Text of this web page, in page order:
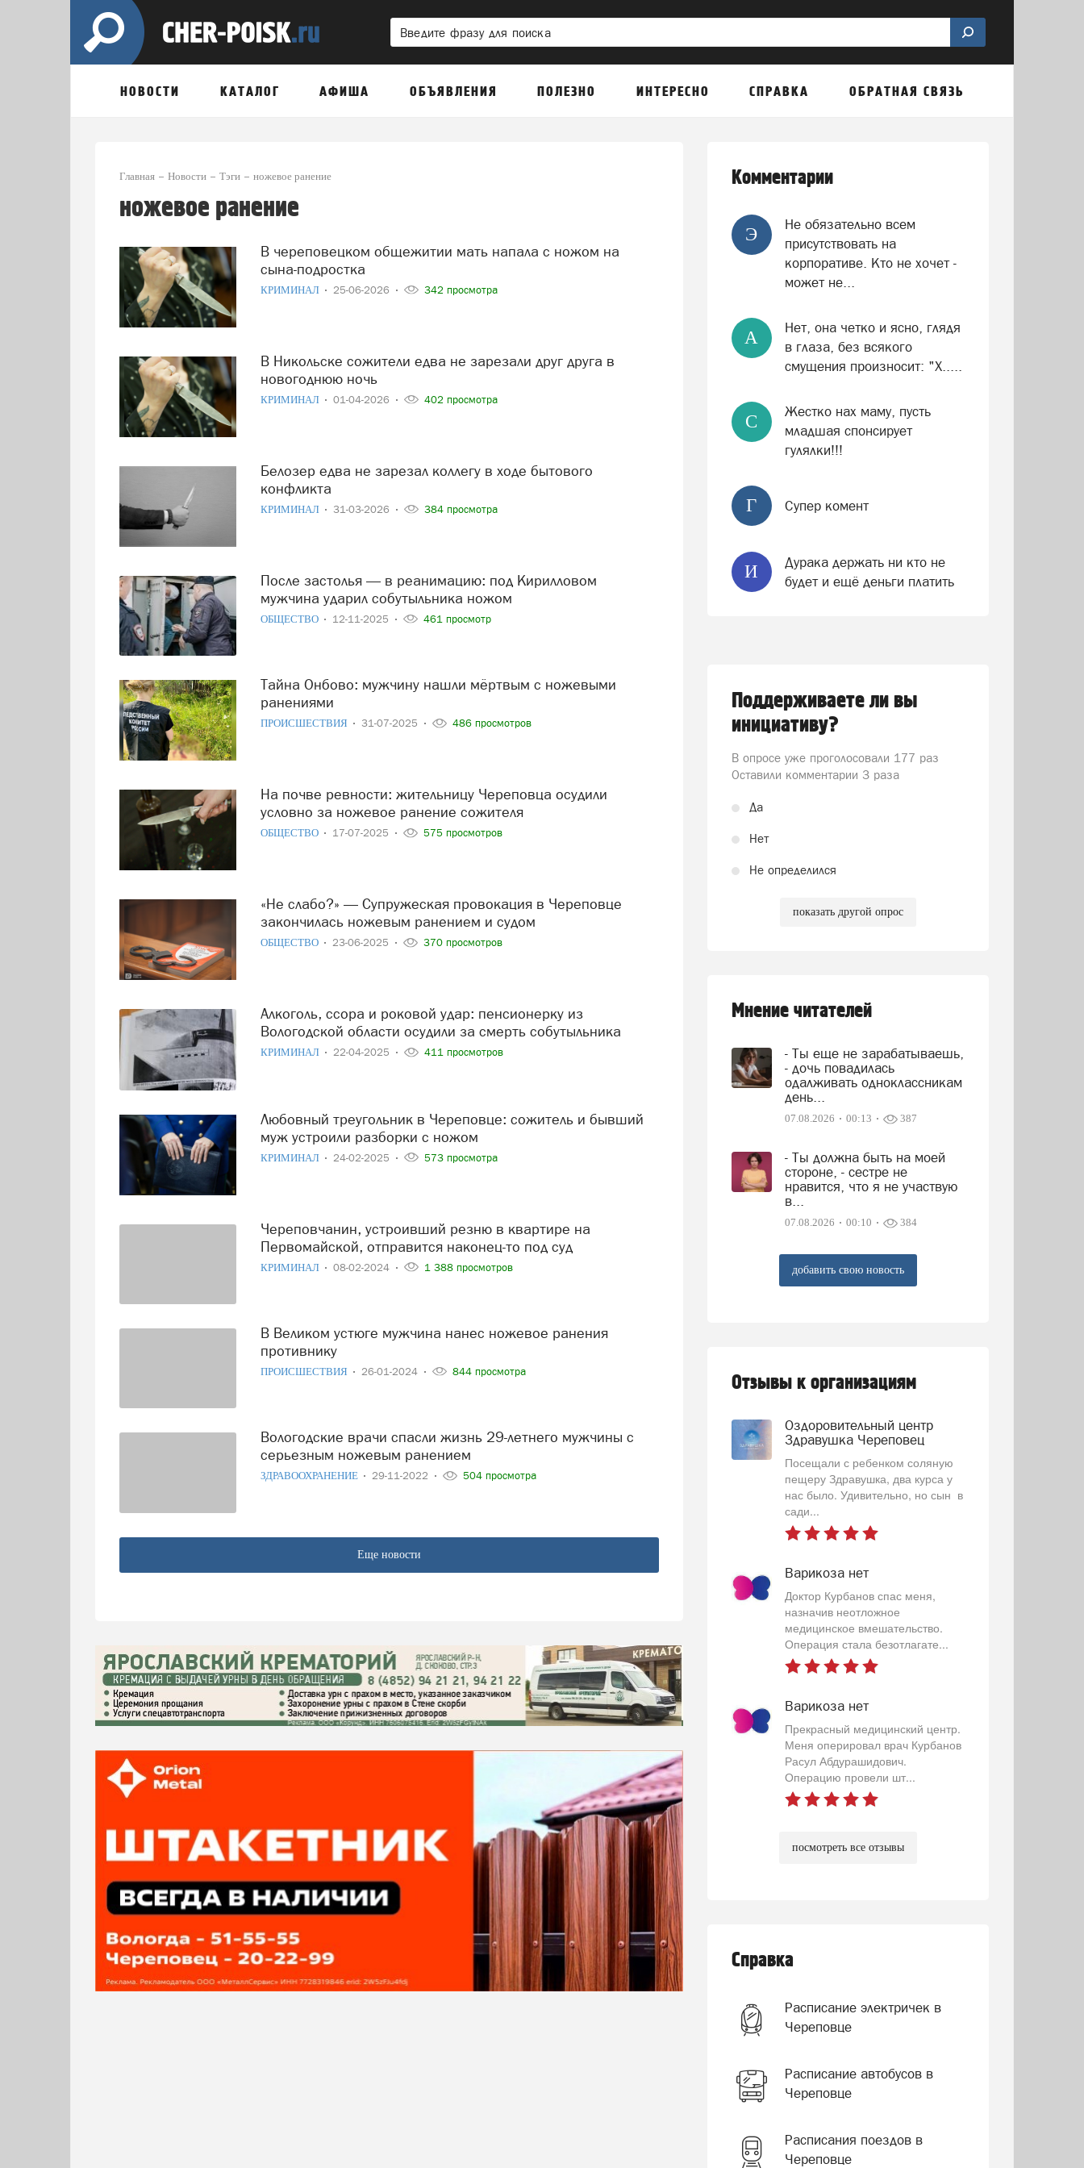
НОВОСТИ КАТАЛОГ АФИША ОБЪЯВЛЕНИЯ ПОЛЕЗНО ИНТЕРЕСНО СПРАВКА ОБРАТНАЯ СВЯЗЬ
Главная Новости Тэги ножевое ранение
ножевое ранение
В череповецком общежитии мать напала с ножом на
сына-подростка
КРИМИНАЛ 25-06-2026 342 просмотра
В Никольске сожители едва не зарезали друг друга в
новогоднюю ночь
КРИМИНАЛ 01-04-2026 402 просмотра
Белозер едва не зарезал коллегу в ходе бытового
конфликта
КРИМИНАЛ 31-03-2026 384 просмотра
После застолья — в реанимацию: под Кирилловом
мужчина ударил собутыльника ножом
ОБЩЕСТВО 12-11-2025 461 просмотр
Тайна Онбово: мужчину нашли мёртвым с ножевыми
ранениями
ПРОИСШЕСТВИЯ 31-07-2025 486 просмотров
На почве ревности: жительницу Череповца осудили
условно за ножевое ранение сожителя
ОБЩЕСТВО 17-07-2025 575 просмотров
«Не слабо?» — Супружеская провокация в Череповце
закончилась ножевым ранением и судом
ОБЩЕСТВО 23-06-2025 370 просмотров
Алкоголь, ссора и роковой удар: пенсионерку из
Вологодской области осудили за смерть собутыльника
КРИМИНАЛ 22-04-2025 411 просмотров
Любовный треугольник в Череповце: сожитель и бывший
муж устроили разборки с ножом
КРИМИНАЛ 24-02-2025 573 просмотра
Череповчанин, устроивший резню в квартире на
Первомайской, отправится наконец-то под суд
КРИМИНАЛ 08-02-2024 1 388 просмотров
В Великом устюге мужчина нанес ножевое ранения
противнику
ПРОИСШЕСТВИЯ 26-01-2024 844 просмотра
Вологодские врачи спасли жизнь 29-летнего мужчины с
серьезным ножевым ранением
ЗДРАВООХРАНЕНИЕ 29-11-2022 504 просмотра
Еще новости
Комментарии
Э
Не обязательно всем
присутствовать на
корпоративе. Кто не хочет -
может не...
А
Нет, она четко и ясно, глядя
в глаза, без всякого
смущения произносит: "Х.....
С
Жестко нах маму, пусть
младшая спонсирует
гулялки!!!
Г Супер комент
И
Дурака держать ни кто не
будет и ещё деньги платить
Поддерживаете ли вы
инициативу?
В опросе уже проголосовали 177 раз
Оставили комментарии 3 раза
Да
Нет
Не определился
показать другой опрос
Мнение читателей
- Ты еще не зарабатываешь,
- дочь повадилась
одалживать одноклассникам
день...
07.08.2026 00:13 387
- Ты должна быть на моей
стороне, - сестре не
нравится, что я не участвую
в...
07.08.2026 00:10 384
добавить свою новость
Отзывы к организациям
Оздоровительный центр
Здравушка Череповец
Посещали с ребенком соляную
пещеру Здравушка, два курса у
нас было. Удивительно, но сын в
сади...
Варикоза нет
Доктор Курбанов спас меня,
назначив неотложное
медицинское вмешательство.
Операция стала безотлагате...
Варикоза нет
Прекрасный медицинский центр.
Меня оперировал врач Курбанов
Расул Абдурашидович.
Операцию провели шт...
посмотреть все отзывы
Справка
Расписание электричек в
Череповце
Расписание автобусов в
Череповце
Расписания поездов в
Череповце